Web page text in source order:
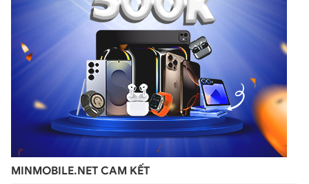
định và nhiều tính năng mới.
iPhone 7 cũ – camera đỉnh cao
Camera chính của iPhone 7 32GB Hàn có độ phân giải 12MP,
khẩu độ f/1.8, 6 ống kính, công nghệ chống rung quang học
Việc tích hợp thêm đèn LED dual-tone mang đến những bức ảnh
chân thực nhất, cho dù là điều kiện ánh sáng không đủ như ban
đêm, trong tối.
Thế nhưng nổi bật nhất vẫn là hệ thống camere trước có độ phân
MINMOBILE.NET CAM KẾT